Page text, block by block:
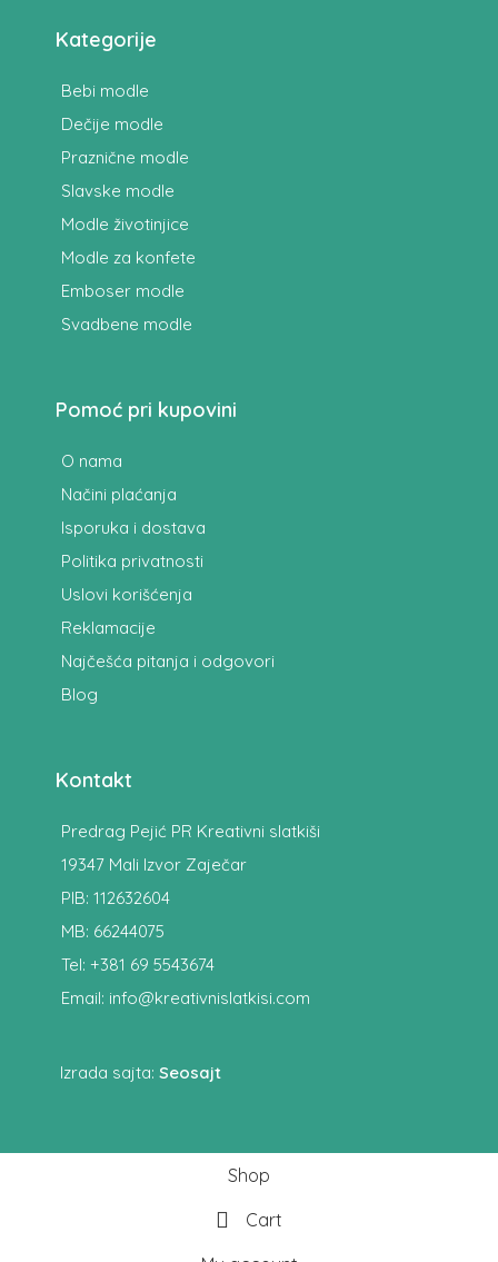
Kategorije
Bebi modle
Dečije modle
Praznične modle
Slavske modle
Modle životinjice
Modle za konfete
Emboser modle
Svadbene modle
Pomoć pri kupovini
O nama
Načini plaćanja
Isporuka i dostava
Politika privatnosti
Uslovi korišćenja
Reklamacije
Najčešća pitanja i odgovori
Blog
Kontakt
Predrag Pejić PR Kreativni slatkiši
19347 Mali Izvor Zaječar
PIB: 112632604
MB: 66244075
Tel: +381 69 5543674
Email: info@kreativnislatkisi.com
Izrada sajta: Seosajt
Shop
Cart